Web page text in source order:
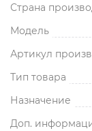
Страна
Модель
Артикул
Тип товара
Назначение
Доп.